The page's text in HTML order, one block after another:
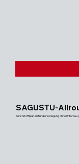
SAGUSTU-
Kunststoffplatten für die Verlegung ohne Unterbau